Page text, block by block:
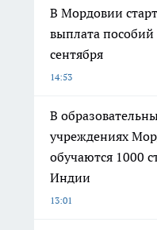
В Мордовии
выплата пособий
сентября
14:53
В
учреждениях
обучаются 1000
Индии
13:01